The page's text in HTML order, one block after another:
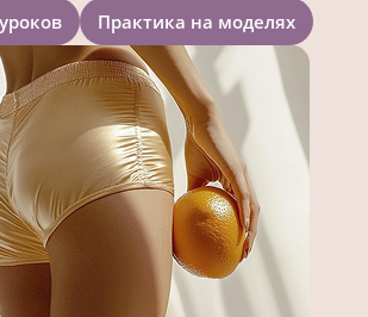
Практика на моделях